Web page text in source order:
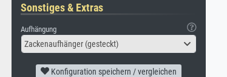
Sonstiges & Extras
Aufhängung
Zackenaufhänger (gesteckt)
Konfiguration speichern / vergleichen